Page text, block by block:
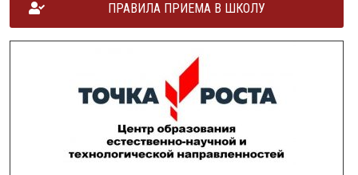
ПРАВИЛА ПРИЕМА В ШКОЛУ